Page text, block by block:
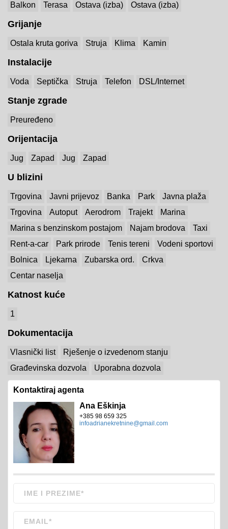
Balkon Terasa Ostava (izba) Ostava (izba)
Grijanje
Ostala kruta goriva Struja Klima Kamin
Instalacije
Voda Septička Struja Telefon DSL/Internet
Stanje zgrade
Preuređeno
Orijentacija
Jug Zapad Jug Zapad
U blizini
Trgovina Javni prijevoz Banka Park
Javna plaža
Trgovina
Autoput Aerodrom Trajekt
Marina
Marina s benzinskom postajom
Najam brodova
Taxi
Rent-a-car
Park prirode Tenis tereni
Vodeni sportovi
Bolnica
Ljekarna Zubarska ord.
Crkva
Centar naselja
Katnost kuće
1
Dokumentacija
Vlasnički list
Rješenje o izvedenom stanju
Građevinska dozvola
Uporabna dozvola
Kontaktiraj agenta
Ana Eškinja
+385 98 659 325
infoadrianekretnine@gmail.com